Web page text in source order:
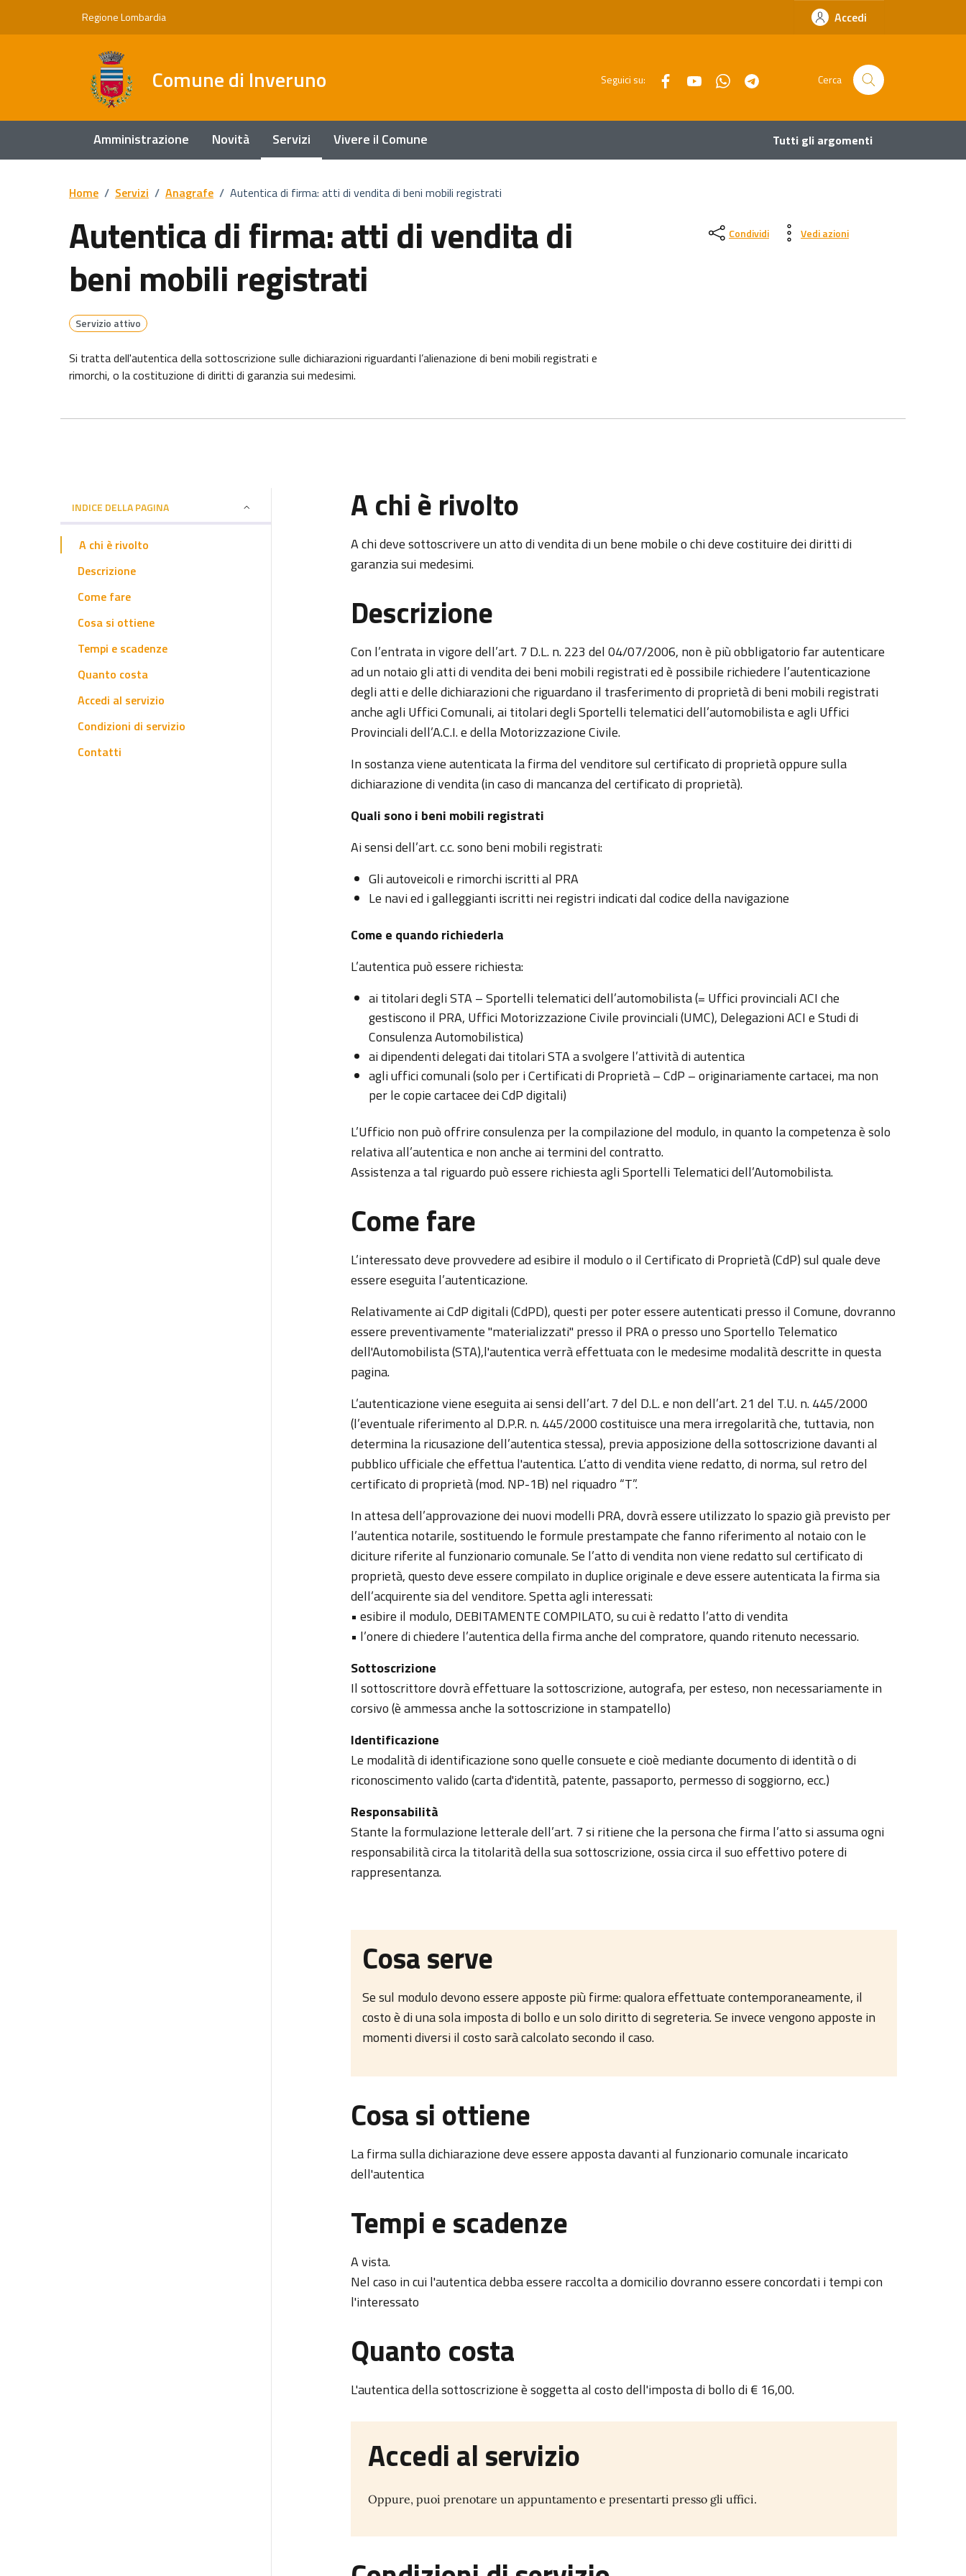
Vai ai contenutiRegione Lombardia Accedi
Comune di Inveruno Seguici su: FacebookYouTubeWhatsapp Cerca
Amministrazione Novità Servizi Vivere il Comune Tutti gli argomenti
Home / Servizi / Anagrafe / Autentica di firma: atti di vendita di beni mobili registrati
Autentica di firma: atti di vendita di
beni mobili registrati
Servizio attivo
Si tratta dell'autentica della sottoscrizione sulle dichiarazioni riguardanti l’alienazione di beni mobili registrati e
rimorchi, o la costituzione di diritti di garanzia sui medesimi.
Condividi Vedi azioni
INDICE DELLA PAGINA
A chi è rivolto
Descrizione
Come fare
Cosa si ottiene
Tempi e scadenze
Quanto costa
Accedi al servizio
Condizioni di servizio
Contatti
A chi è rivolto
A chi deve sottoscrivere un atto di vendita di un bene mobile o chi deve costituire dei diritti di
garanzia sui medesimi.
Descrizione
Con l’entrata in vigore dell’art. 7 D.L. n. 223 del 04/07/2006, non è più obbligatorio far autenticare
ad un notaio gli atti di vendita dei beni mobili registrati ed è possibile richiedere l’autenticazione
degli atti e delle dichiarazioni che riguardano il trasferimento di proprietà di beni mobili registrati
anche agli Uffici Comunali, ai titolari degli Sportelli telematici dell’automobilista e agli Uffici
Provinciali dell’A.C.I. e della Motorizzazione Civile.
In sostanza viene autenticata la firma del venditore sul certificato di proprietà oppure sulla
dichiarazione di vendita (in caso di mancanza del certificato di proprietà).
Quali sono i beni mobili registrati
Ai sensi dell’art. c.c. sono beni mobili registrati:
Gli autoveicoli e rimorchi iscritti al PRA
Le navi ed i galleggianti iscritti nei registri indicati dal codice della navigazione
Come e quando richiederla
L’autentica può essere richiesta:
ai titolari degli STA – Sportelli telematici dell’automobilista (= Uffici provinciali ACI che
gestiscono il PRA, Uffici Motorizzazione Civile provinciali (UMC), Delegazioni ACI e Studi di
Consulenza Automobilistica)
ai dipendenti delegati dai titolari STA a svolgere l’attività di autentica
agli uffici comunali (solo per i Certificati di Proprietà – CdP – originariamente cartacei, ma non
per le copie cartacee dei CdP digitali)
L’Ufficio non può offrire consulenza per la compilazione del modulo, in quanto la competenza è solo
relativa all’autentica e non anche ai termini del contratto.
Assistenza a tal riguardo può essere richiesta agli Sportelli Telematici dell’Automobilista.
Come fare
L’interessato deve provvedere ad esibire il modulo o il Certificato di Proprietà (CdP) sul quale deve
essere eseguita l’autenticazione.
Relativamente ai CdP digitali (CdPD), questi per poter essere autenticati presso il Comune, dovranno
essere preventivamente "materializzati" presso il PRA o presso uno Sportello Telematico
dell'Automobilista (STA),l'autentica verrà effettuata con le medesime modalità descritte in questa
pagina.
L’autenticazione viene eseguita ai sensi dell’art. 7 del D.L. e non dell’art. 21 del T.U. n. 445/2000
(l’eventuale riferimento al D.P.R. n. 445/2000 costituisce una mera irregolarità che, tuttavia, non
determina la ricusazione dell’autentica stessa), previa apposizione della sottoscrizione davanti al
pubblico ufficiale che effettua l'autentica. L’atto di vendita viene redatto, di norma, sul retro del
certificato di proprietà (mod. NP-1B) nel riquadro “T”.
In attesa dell’approvazione dei nuovi modelli PRA, dovrà essere utilizzato lo spazio già previsto per
l’autentica notarile, sostituendo le formule prestampate che fanno riferimento al notaio con le
diciture riferite al funzionario comunale. Se l’atto di vendita non viene redatto sul certificato di
proprietà, questo deve essere compilato in duplice originale e deve essere autenticata la firma sia
dell’acquirente sia del venditore. Spetta agli interessati:
• esibire il modulo, DEBITAMENTE COMPILATO, su cui è redatto l’atto di vendita
• l’onere di chiedere l’autentica della firma anche del compratore, quando ritenuto necessario.
Sottoscrizione
Il sottoscrittore dovrà effettuare la sottoscrizione, autografa, per esteso, non necessariamente in
corsivo (è ammessa anche la sottoscrizione in stampatello)
Identificazione
Le modalità di identificazione sono quelle consuete e cioè mediante documento di identità o di
riconoscimento valido (carta d'identità, patente, passaporto, permesso di soggiorno, ecc.)
Responsabilità
Stante la formulazione letterale dell’art. 7 si ritiene che la persona che firma l’atto si assuma ogni
responsabilità circa la titolarità della sua sottoscrizione, ossia circa il suo effettivo potere di
rappresentanza.
Cosa serve
Se sul modulo devono essere apposte più firme: qualora effettuate contemporaneamente, il
costo è di una sola imposta di bollo e un solo diritto di segreteria. Se invece vengono apposte in
momenti diversi il costo sarà calcolato secondo il caso.
Cosa si ottiene
La firma sulla dichiarazione deve essere apposta davanti al funzionario comunale incaricato
dell'autentica
Tempi e scadenze
A vista.
Nel caso in cui l'autentica debba essere raccolta a domicilio dovranno essere concordati i tempi con
l'interessato
Quanto costa
L'autentica della sottoscrizione è soggetta al costo dell'imposta di bollo di € 16,00.
Accedi al servizio
Oppure, puoi prenotare un appuntamento e presentarti presso gli uffici.